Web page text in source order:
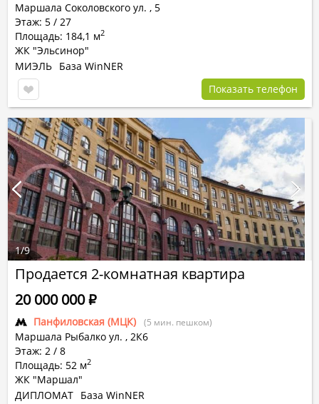
Маршала Соколовского ул. , 5
Этаж: 5 / 27
Площадь: 184,1 м2
ЖК "Эльсинор"
МИЭЛЬ База WinNER
Показать телефон
Продается 2-комнатная квартира
Панфиловская (МЦК) (5 мин. пешком)
Маршала Рыбалко ул. , 2К6
Этаж: 2 / 8
Площадь: 52 м2
ЖК "Маршал"
20 000 000Р
ДИПЛОМАТ База WinNER
1/9